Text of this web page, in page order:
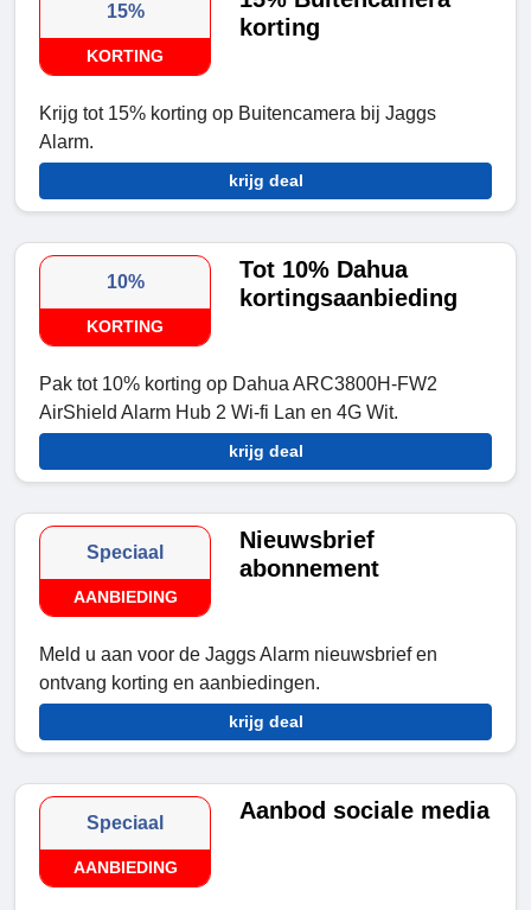
15%
KORTING
korting
Krijg tot 15% korting op Buitencamera bij Jaggs
Alarm.
krijg deal
10%
KORTING
Tot 10% Dahua
kortingsaanbieding
Pak tot 10% korting op Dahua ARC3800H-FW2
AirShield Alarm Hub 2 Wi-fi Lan en 4G Wit.
krijg deal
Speciaal
AANBIEDING
Nieuwsbrief
abonnement
Meld u aan voor de Jaggs Alarm nieuwsbrief en
ontvang korting en aanbiedingen.
krijg deal
Speciaal
AANBIEDING
Aanbod sociale media